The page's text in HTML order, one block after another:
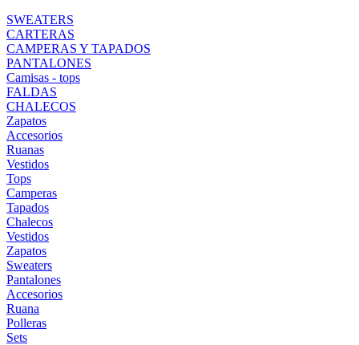
SWEATERS
CARTERAS
CAMPERAS Y TAPADOS
PANTALONES
Camisas - tops
FALDAS
CHALECOS
Zapatos
Accesorios
Ruanas
Vestidos
Tops
Camperas
Tapados
Chalecos
Vestidos
Zapatos
Sweaters
Pantalones
Accesorios
Ruana
Polleras
Sets